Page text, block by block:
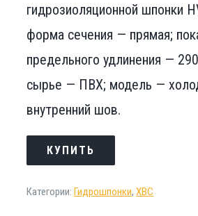
гидрозиоляционной шпонки
форма сечения — прямая;
предельного удлинения —
сырье — ПВХ; модель —
внутренний шов.
КУПИТЬ
Категории:Гидрошпонки,ХВС